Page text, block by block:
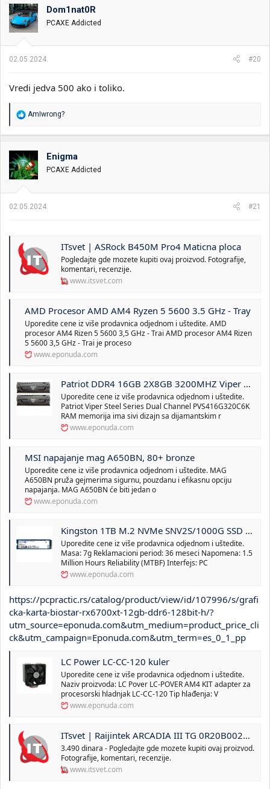
Dom1nat0R
PCAXE Addicted
02.05.2024. #20
Vredi jedva 500 ako i toliko.
R
a
o
v
a
n
:
AmIwrong?
Enigma
PCAXE Addicted
02.05.2024. #21
ITsvet | ASRock B450M Pro4 Maticna ploca
Pogledajte gde mozete kupiti ovaj proizvod. Fotografije,
komentari, recenzije.
www.itsvet.com
AMD Procesor AMD AM4 Ryzen 5 5600 3.5 GHz - Tray
Uporedite cene iz više prodavnica odjednom i uštedite. AMD
procesor AM4 Rizen 5 5600 3,5 GHz - Trai AMD procesor AM4 Rizen
5 5600 3,5 GHz - Trai je proceso
www.eponuda.com
Patriot DDR4 16GB 2X8GB 3200MHZ Viper Steel Series Dual Channel PVS416G320C6K ram memorija
Uporedite cene iz više prodavnica odjednom i uštedite.
Patriot Viper Steel Series Dual Channel PVS416G320C6K
RAM memorija ima sivi dizajn sa dijamantskim r
www.eponuda.com
MSI napajanje mag A650BN, 80+ bronze
Uporedite cene iz više prodavnica odjednom i uštedite. MAG
A650BN pruža gejmerima sigurnu, pouzdanu i efikasnu opciju
napajanja. MAG A650BN će biti jedan o
www.eponuda.com
Kingston 1TB M.2 NVMe SNV2S/1000G SSD NV2 series SSD
Uporedite cene iz više prodavnica odjednom i uštedite.
Masa: 7g Reklamacioni period: 36 meseci Napomena: 1.5
Million Hours Reliability (MTBF) Interfejs: PC
www.eponuda.com
https://pcpractic.rs/catalog/product/view/id/107996/s/grafi
cka-karta-biostar-rx6700xt-12gb-ddr6-128bit-h/?
utm_source=eponuda.com&utm_medium=product_price_cli
ck&utm_campaign=Eponuda.com&utm_term=es_0_1_pp
LC Power LC-CC-120 kuler
Uporedite cene iz više prodavnica odjednom i uštedite.
Naziv proizvoda: LC Pover LC-POVER AM4 KIT adapter za
procesorski hladnjak LC-CC-120 Tip hlađenja: V
www.eponuda.com
ITsvet | Raijintek ARCADIA III TG 0R20B00224 Kuciste
3.490 dinara - Pogledajte gde mozete kupiti ovaj proizvod.
Fotografije, komentari, recenzije.
www.itsvet.com